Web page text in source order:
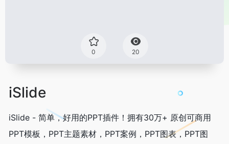
0 20
iSlide
iSlide - 简单，好用的PPT插件！拥有30万+ 原创可商用
PPT模板，PPT主题素材，PPT案例，PPT图表，PPT图